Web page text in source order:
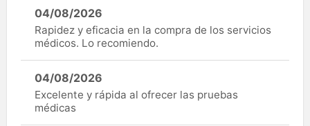
04/08/2026
Rapidez y eficacia en la compra de los servicios
médicos. Lo recomiendo.
04/08/2026
Excelente y rápida al ofrecer las pruebas
médicas